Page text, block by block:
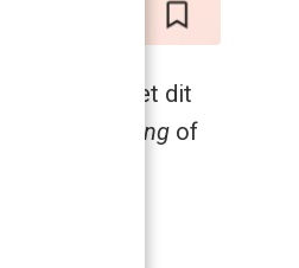
om met dit
drop shippingof
om
en AI-